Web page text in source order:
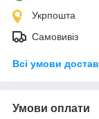
Укрпошта
Самовивіз
Всі умови
Умови оплати